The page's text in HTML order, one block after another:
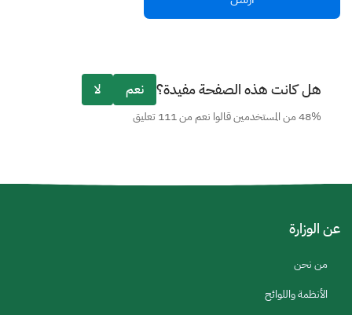
هل كانت هذه الصفحة مفيدة؟ نعم لا
48% من المستخدمين قالوا نعم من 111 تعليق
عن الوزارة
من نحن
الأنظمة واللوائح